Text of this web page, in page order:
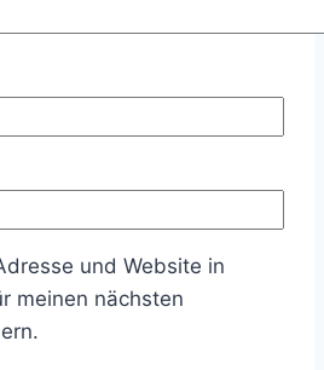
und Website in
meinen nächsten